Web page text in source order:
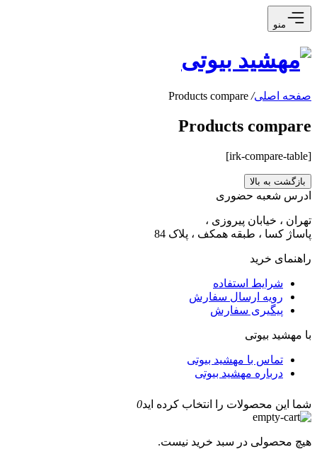
منو
صفحه اصلی/
Products compare
Products compare
[irk-compare-table]
بازگشت به بالا
ادرس شعبه حضوری
تهران ، خیابان پیروزی ،
پاساژ کسا ، طبقه همکف ، پلاک 84
راهنمای خرید
شرایط استفاده
رویه ارسال سفارش
پیگیری سفارش
با مهشید بیوتی
تماس با مهشید بیوتی
درباره مهشید بیوتی
شما این محصولات را انتخاب کرده اید0
هیچ محصولی در سبد خرید نیست.